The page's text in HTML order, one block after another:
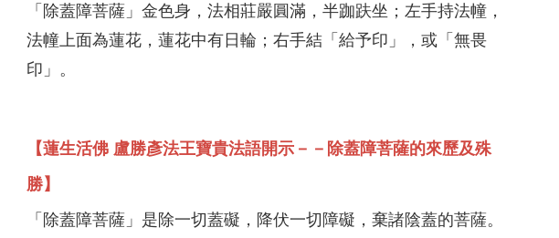
「除蓋障菩薩」金色身，法相莊嚴圓滿，半跏趺坐；左手持法幢，
法幢上面為蓮花，蓮花中有日輪；右手結「給予印」，或「無畏
印」。
【蓮生活佛 盧勝彥法王寶貴法語開示－－除蓋障菩薩的來歷及殊
勝】
「除蓋障菩薩」是除一切蓋礙，降伏一切障礙，棄諸陰蓋的菩薩。